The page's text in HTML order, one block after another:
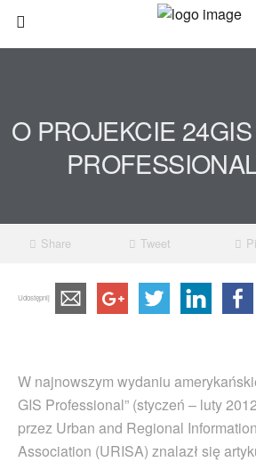
O PROJEKCIE
Share Tweet
Udostępnij
W najnowszym wydaniu
GIS Professional” (styczeń – luty
przez Urban and Regional
Association (URISA) znalazł się